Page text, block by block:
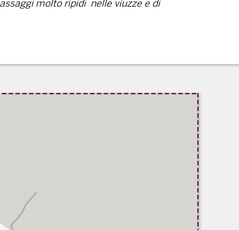
molto ripidi nelle viuzze e di